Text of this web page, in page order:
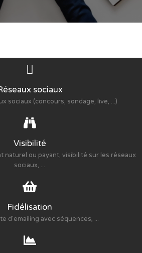
sociaux
sociaux (concours, sondage, live, ...)
Visibilité
naturel ou payant, visibilité sur les réseaux
sociaux, ...
Fidélisation
d'emailing avec séquences, ...